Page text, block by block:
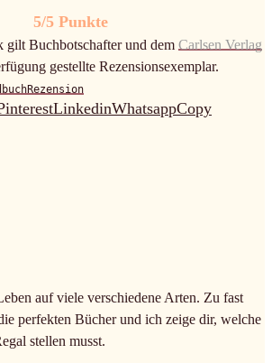
5/5 Punkte
gilt Buchbotschafter und dem Carlsen Verlag
gestellte Rezensionsexemplar.
Rezension
LinkedinWhatsappCopy
auf viele verschiedene Arten. Zu fast
perfekten Bücher und ich zeige dir, welche
stellen musst.